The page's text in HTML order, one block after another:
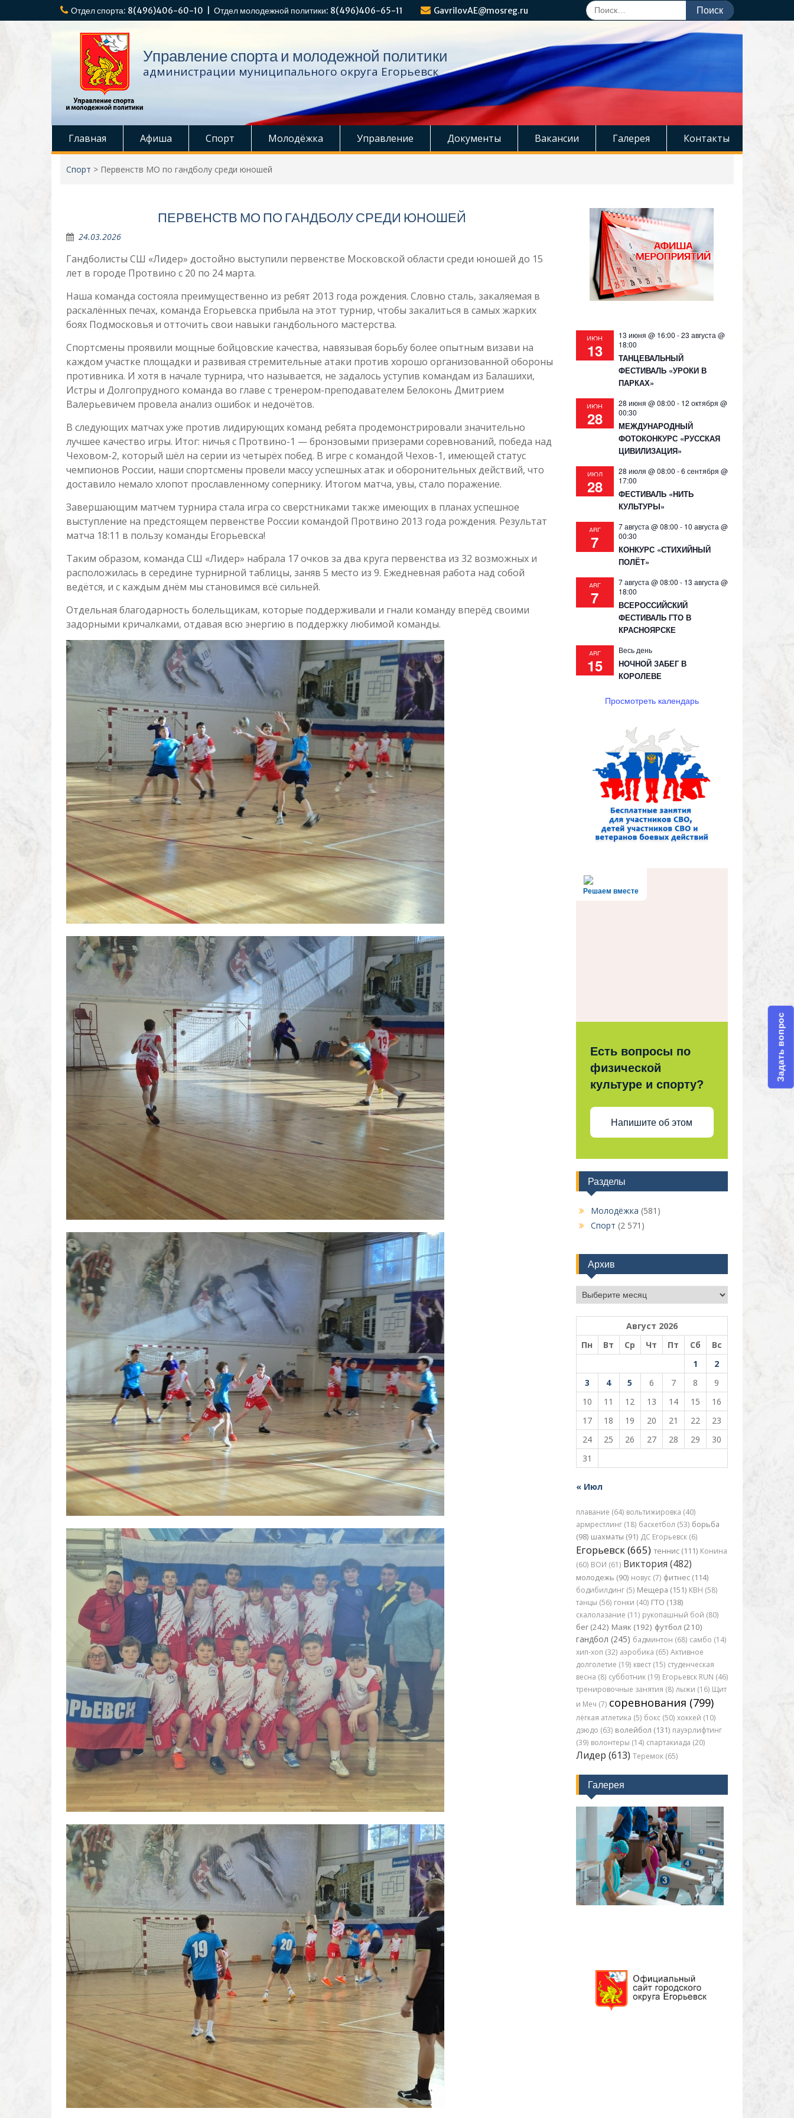
к
Отдел спорта: 8(496)406-60-10 | Отдел молодежной политики: 8(496)406-65-11 GavrilovAE@mosreg.ru
Поиск
по:
Управление спорта и молодежной политики
администрации муниципального округа Егорьевск
Главная Афиша Спорт Молодёжка Управление Документы Вакансии Галерея Контакты
Спорт > Первенств МО по гандболу среди юношей
ПЕРВЕНСТВ МО ПО ГАНДБОЛУ СРЕДИ ЮНОШЕЙ
24.03.2026
Гандболисты СШ «Лидер» достойно выступили первенстве Московской области среди юношей до 15
лет в городе Протвино с 20 по 24 марта.
Наша команда состояла преимущественно из ребят 2013 года рождения. Словно сталь, закаляемая в
раскалённых печах, команда Егорьевска прибыла на этот турнир, чтобы закалиться в самых жарких
боях Подмосковья и отточить свои навыки гандбольного мастерства.
Спортсмены проявили мощные бойцовские качества, навязывая борьбу более опытным визави на
каждом участке площадки и развивая стремительные атаки против хорошо организованной обороны
противника. И хотя в начале турнира, что называется, не задалось уступив командам из Балашихи,
Истры и Долгопрудного команда во главе с тренером-преподавателем Белоконь Дмитрием
Валерьевичем провела анализ ошибок и недочётов.
В следующих матчах уже против лидирующих команд ребята продемонстрировали значительно
лучшее качество игры. Итог: ничья с Протвино-1 — бронзовыми призерами соревнований, победа над
Чеховом-2, который шёл на серии из четырёх побед. В игре с командой Чехов-1, имеющей статус
чемпионов России, наши спортсмены провели массу успешных атак и оборонительных действий, что
доставило немало хлопот прославленному сопернику. Итогом матча, увы, стало поражение.
Завершающим матчем турнира стала игра со сверстниками также имеющих в планах успешное
выступление на предстоящем первенстве России командой Протвино 2013 года рождения. Результат
матча 18:11 в пользу команды Егорьевска!
Таким образом, команда СШ «Лидер» набрала 17 очков за два круга первенства из 32 возможных и
расположилась в середине турнирной таблицы, заняв 5 место из 9. Ежедневная работа над собой
ведётся, и с каждым днём мы становимся всё сильней.
Отдельная благодарность болельщикам, которые поддерживали и гнали команду вперёд своими
задорными кричалками, отдавая всю энергию в поддержку любимой команды.
ИЮН
13
13 июня @ 16:00 -23 августа @
18:00
ТАНЦЕВАЛЬНЫЙ
ФЕСТИВАЛЬ «УРОКИ В
ПАРКАХ»
ИЮН
28
28 июня @ 08:00 - 12 октября @
00:30
МЕЖДУНАРОДНЫЙ
ФОТОКОНКУРС «РУССКАЯ
ЦИВИЛИЗАЦИЯ»
ИЮЛ
28
28 июля @ 08:00 -6 сентября @
17:00
ФЕСТИВАЛЬ «НИТЬ
КУЛЬТУРЫ»
АВГ
7
7 августа @ 08:00 - 10 августа @
00:30
КОНКУРС «СТИХИЙНЫЙ
ПОЛЁТ»
АВГ
7
7 августа @ 08:00 - 13 августа @
18:00
ВСЕРОССИЙСКИЙ
ФЕСТИВАЛЬ ГТО В
КРАСНОЯРСКЕ
АВГ
15
Весь день
НОЧНОЙ ЗАБЕГ В
КОРОЛЕВЕ
Просмотреть календарь
Решаем вместе
Есть вопросы по
физической
культуре и спорту?
Напишите об этом
Разделы
Молодёжка (581)
Спорт (2 571)
Архив
Архив
Август 2026
Пн
Вт Ср Чт Пт Сб
Вс
1
2
3
4 5 6 7 8
9
10
11 12 13 14 15
16
17
18 19 20 21 22
23
24
25 26 27 28 29
30
31
« Июл
плавание (64) вольтижировка (40)
армрестлинг (18) баскетбол (53) борьба
(98) шахматы (91) ДС Егорьевск (6)
Егорьевск (665) теннис (111) Конина
(60) ВОИ (61) Виктория (482)
молодежь (90) новус (7) фитнес (114)
бодибилдинг (5) Мещера (151) КВН (58)
танцы (56) гонки (40) ГТО (138)
скалолазание (11) рукопашный бой (80)
бег (242) Маяк (192) футбол (210)
гандбол (245) бадминтон (68) самбо (14)
хип-хоп (32) аэробика (65) Активное
долголетие (19) квест (15) студенческая
весна (8) субботник (19) Егорьевск RUN (46)
тренировочные занятия (8) лыжи (16) Щит
и Меч (7) соревнования (799)
лёгкая атлетика (5) бокс (50) хоккей (10)
дзюдо (63) волейбол (131) пауэрлифтинг
(39) волонтеры (14) спартакиада (20)
Лидер (613) Теремок (65)
Галерея
Задать вопрос